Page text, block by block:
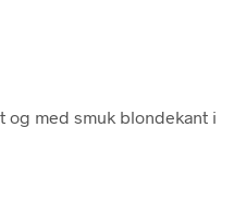
og med smuk blondekant i